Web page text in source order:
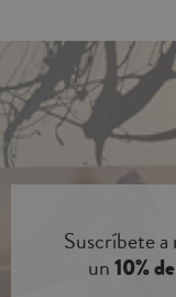
Suscríbete
un10%